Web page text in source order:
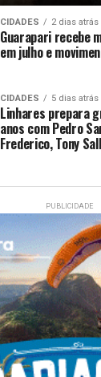
CIDADES 2 dias atrás
Guarapari recebe
em julho e
CIDADES 5 dias atrás
Linhares prepara
anos com Pedro
Frederico, Tony